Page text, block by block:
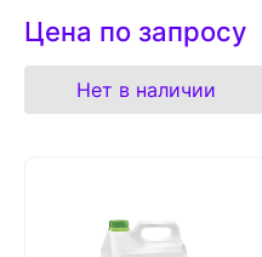
Цена по запросу
Нет в наличии